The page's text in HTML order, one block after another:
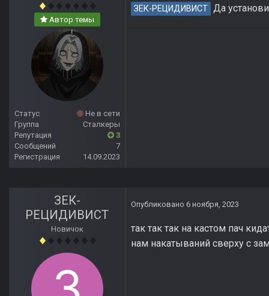
Автор темы
Статус
Не в сети
Группа
Сталкеры
Репутация
3
Сообщений
7
Регистрация
14.09.2023
ЗЕК-РЕЦИДИВИСТ Да
ЗЕК-
РЕЦИДИВИСТ
Новичок
Опубликовано 6 ноября, 2023
так так так на кастом пач
нам накатываний сверху с